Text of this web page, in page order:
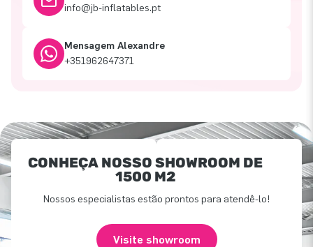
info@jb-inflatables.pt
Mensagem Alexandre
+351962647371
CONHEÇA NOSSO SHOWROOM DE
1500 M2
Nossos especialistas estão prontos para atendê-lo!
Visite showroom